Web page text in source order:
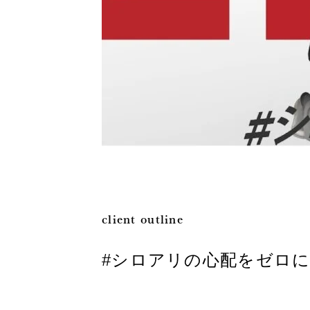
client outline
#シロアリの心配をゼロ